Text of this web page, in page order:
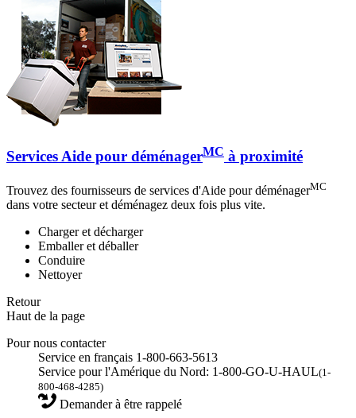
Services Aide pour déménagerMC à proximité
Trouvez des fournisseurs de services d'Aide pour déménagerMC
dans votre secteur et déménagez deux fois plus vite.
Charger et décharger
Emballer et déballer
Conduire
Nettoyer
Retour
Haut de la page
Pour nous contacter
Service en français 1-800-663-5613
Service pour l'Amérique du Nord: 1-800-GO-U-HAUL(1-
800-468-4285)
Demander à être rappelé